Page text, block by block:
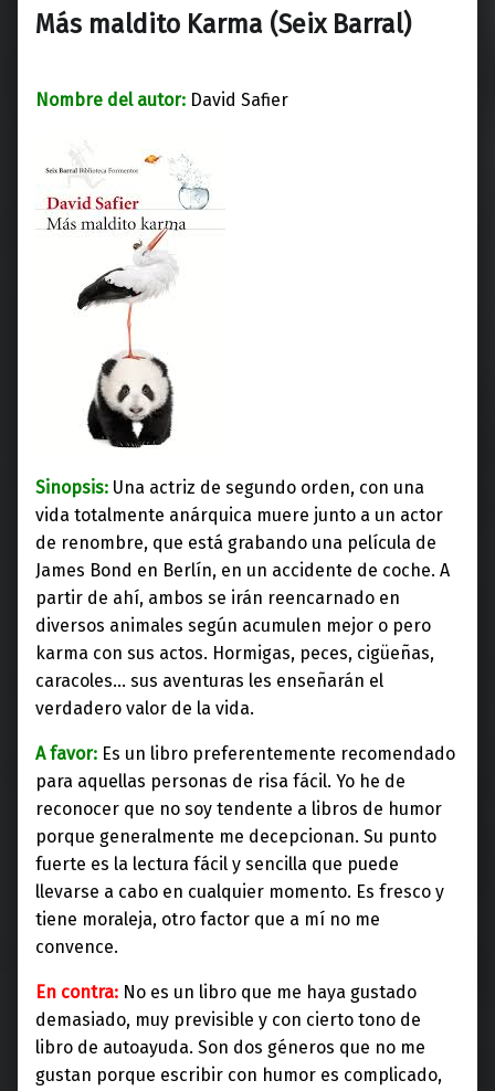
Más maldito Karma (Seix Barral)
Nombre del autor: David Safier
Sinopsis: Una actriz de segundo orden, con una
vida totalmente anárquica muere junto a un actor
de renombre, que está grabando una película de
James Bond en Berlín, en un accidente de coche. A
partir de ahí, ambos se irán reencarnado en
diversos animales según acumulen mejor o pero
karma con sus actos. Hormigas, peces, cigüeñas,
caracoles… sus aventuras les enseñarán el
verdadero valor de la vida.
A favor: Es un libro preferentemente recomendado
para aquellas personas de risa fácil. Yo he de
reconocer que no soy tendente a libros de humor
porque generalmente me decepcionan. Su punto
fuerte es la lectura fácil y sencilla que puede
llevarse a cabo en cualquier momento. Es fresco y
tiene moraleja, otro factor que a mí no me
convence.
En contra: No es un libro que me haya gustado
demasiado, muy previsible y con cierto tono de
libro de autoayuda. Son dos géneros que no me
gustan porque escribir con humor es complicado,